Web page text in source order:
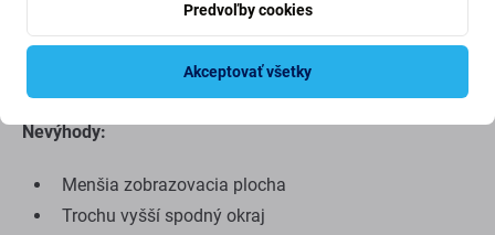
*To platí len v prípade, že váš pôvodný displej, ktorý bol
na zariadení z výroby, používa technológiu OLED.
Nevýhody:
Menšia zobrazovacia plocha
Trochu vyšší spodný okraj
Predvoľby cookies
Akceptovať všetky